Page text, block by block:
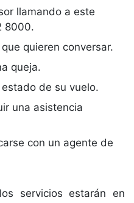
llamando a este
8000.
quieren conversar.
queja.
de su vuelo.
una asistencia
con un agente de
servicios estarán en